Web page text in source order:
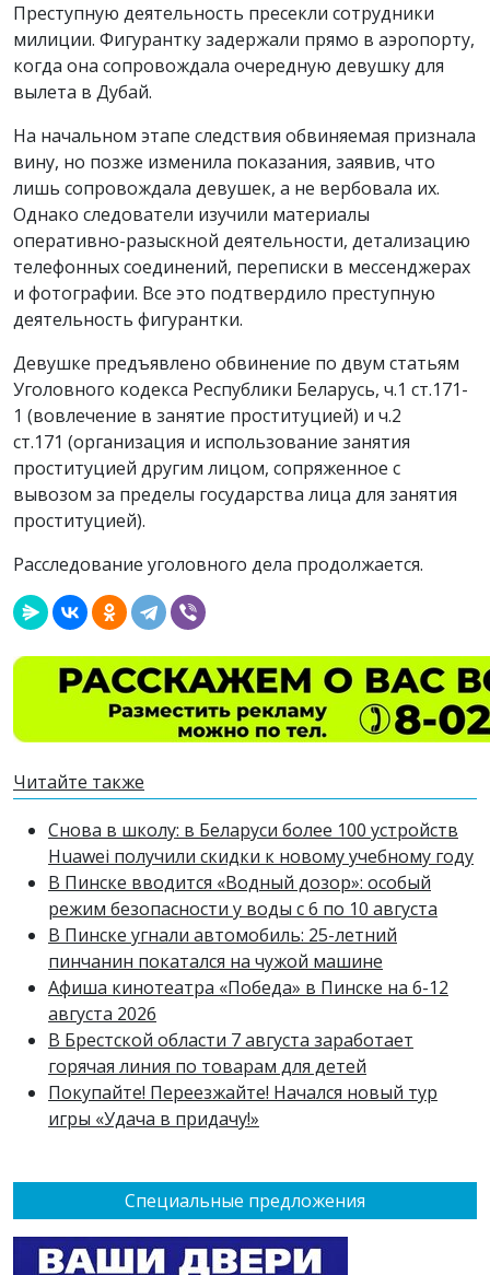
Специальные предложения
Преступную деятельность пресекли сотрудники
милиции. Фигурантку задержали прямо в аэропорту,
когда она сопровождала очередную девушку для
вылета в Дубай.
На начальном этапе следствия обвиняемая признала
вину, но позже изменила показания, заявив, что
лишь сопровождала девушек, а не вербовала их.
Однако следователи изучили материалы
оперативно-разыскной деятельности, детализацию
телефонных соединений, переписки в мессенджерах
и фотографии. Все это подтвердило преступную
деятельность фигурантки.
Девушке предъявлено обвинение по двум статьям
Уголовного кодекса Республики Беларусь, ч.1 ст.171-
1 (вовлечение в занятие проституцией) и ч.2
ст.171 (организация и использование занятия
проституцией другим лицом, сопряженное с
вывозом за пределы государства лица для занятия
проституцией).
Расследование уголовного дела продолжается.
Читайте также
Снова в школу: в Беларуси более 100 устройств
Huawei получили скидки к новому учебному году
В Пинске вводится «Водный дозор»: особый
режим безопасности у воды с 6 по 10 августа
В Пинске угнали автомобиль: 25-летний
пинчанин покатался на чужой машине
Афиша кинотеатра «Победа» в Пинске на 6-12
августа 2026
В Брестской области 7 августа заработает
горячая линия по товарам для детей
Покупайте! Переезжайте! Начался новый тур
игры «Удача в придачу!»